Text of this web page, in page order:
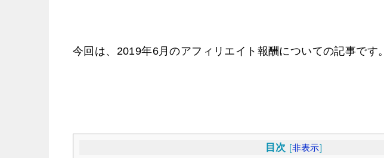
今回は、2019年6月のアフィリエイト報酬についての記事です。
目次 [非表示]